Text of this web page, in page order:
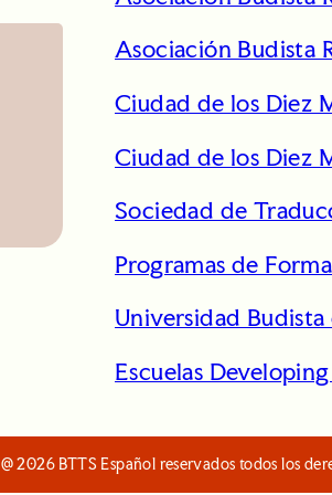
Asociación Budista
Ciudad de los Diez
Ciudad de los Diez
Sociedad de
Programas de
Universidad
Escuelas
@ 2026 BTTS Español reservados todos los